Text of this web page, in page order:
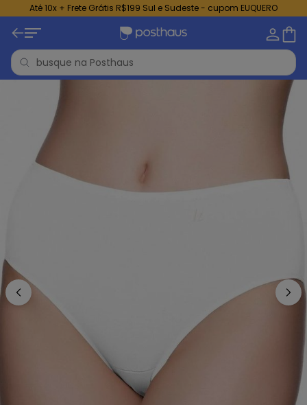
Até 10x + Frete Grátis R$199 Sul e Sudeste - cupom EUQUERO